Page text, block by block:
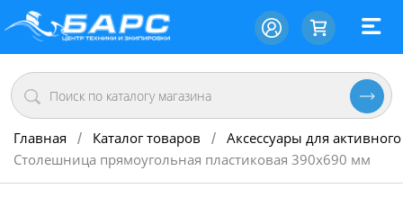
Главная / Каталог товаров / Аксессуары для
Столешница прямоугольная пластиковая 390х690 мм